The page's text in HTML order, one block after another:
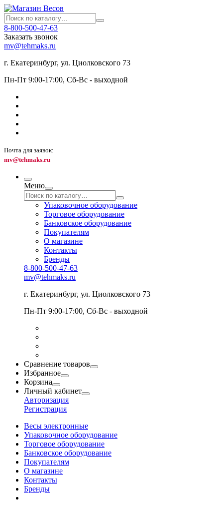
8-800-500-47-63
Заказать звонок
mv@tehmaks.ru
г. Екатеринбург, ул. Циолковского 73
Пн-Пт 9:00-17:00, Сб-Вс - выходной
Почта для заявок:
mv@tehmaks.ru
Меню
Упаковочное оборудование
Торговое оборудование
Банковское оборудование
Покупателям
О магазине
Контакты
Бренды
8-800-500-47-63
mv@tehmaks.ru
г. Екатеринбург, ул. Циолковского 73
Пн-Пт 9:00-17:00, Сб-Вс - выходной
Сравнение товаров
Избранное
Корзина
Личный кабинет
Авторизация
Регистрация
Весы электронные
Упаковочное оборудование
Торговое оборудование
Банковское оборудование
Покупателям
О магазине
Контакты
Бренды